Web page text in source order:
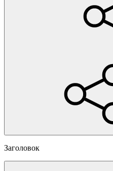
Заголовок